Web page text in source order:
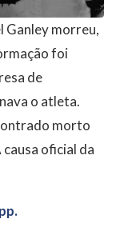
Ganley morreu,
foi
de
o atleta.
morto
oficial da